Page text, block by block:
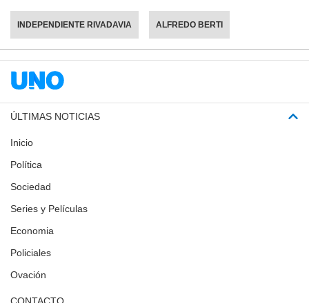
INDEPENDIENTE RIVADAVIA ALFREDO BERTI
ÚLTIMAS NOTICIAS
Inicio
Política
Sociedad
Series y Películas
Economia
Policiales
Ovación